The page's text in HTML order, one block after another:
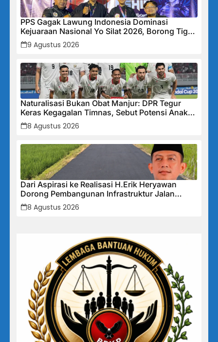
PPS Gagak Lawung Indonesia Dominasi
Kejuaraan Nasional Yo Silat 2026, Borong Tiga
Medali Emas
9 Agustus 2026
Naturalisasi Bukan Obat Manjur: DPR Tegur
Keras Kegagalan Timnas, Sebut Potensi Anak
Bangsa Terabaikan Demi “Jalan Pintas”
8 Agustus 2026
Dari Aspirasi ke Realisasi H.Erik Heryawan
Dorong Pembangunan Infrastruktur Jalan
Cikalong Bunder
8 Agustus 2026